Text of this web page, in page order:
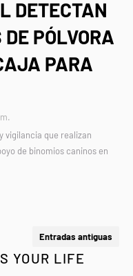
DETECTAN
PÓLVORA
PARA
vigilancia que realizan
de binomios caninos en
Entradas antiguas
YOUR LIFE